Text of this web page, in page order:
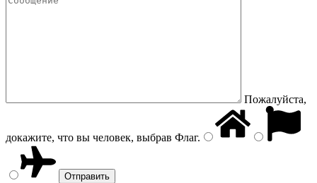
Пожалуйста,
докажите, что вы человек, выбрав Флаг.